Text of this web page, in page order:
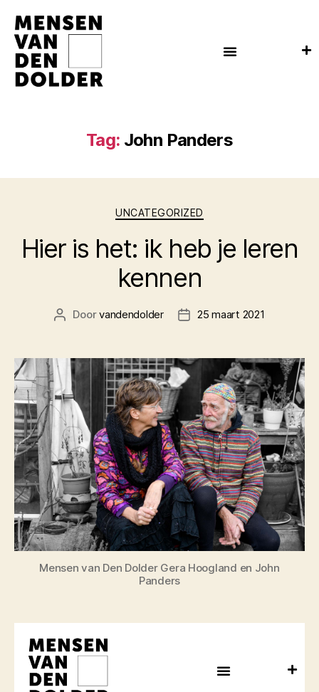
Tag: John Panders
UNCATEGORIZED
Hier is het: ik heb je leren
kennen
Doorvandendolder 25 maart 2021
Mensen van Den Dolder Gera Hoogland en John
Panders